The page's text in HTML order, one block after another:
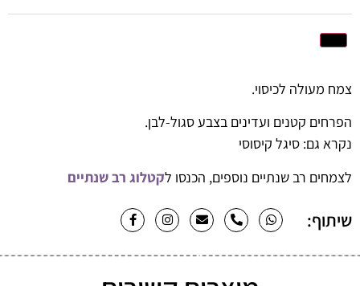
צמח מעולה לכיסוי.
הפרחים קטנים ועדינים בצבע סגול-לבן.
נקרא גם: סיגל קיסוסי
לצמחים רב שנתיים נוספים, הכנסו לקטלוג רב שנתיים
שיתוף: